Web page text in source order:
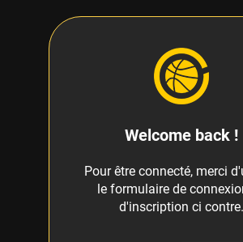
Welcome back !
Pour être connecté, merci
le formulaire de
d'inscription ci contre.